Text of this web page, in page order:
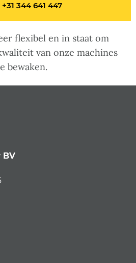
+31 344 641 447
flexibel en in staat om
van onze machines
bewaken.
BV